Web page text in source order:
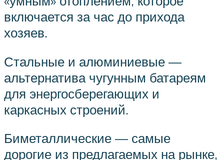
включается за час до прихода
хозяев.
Стальные и алюминиевые —
альтернатива чугунным батареям
для энергосберегающих и
каркасных строений.
Биметаллические — самые
дорогие из предлагаемых на рынке,